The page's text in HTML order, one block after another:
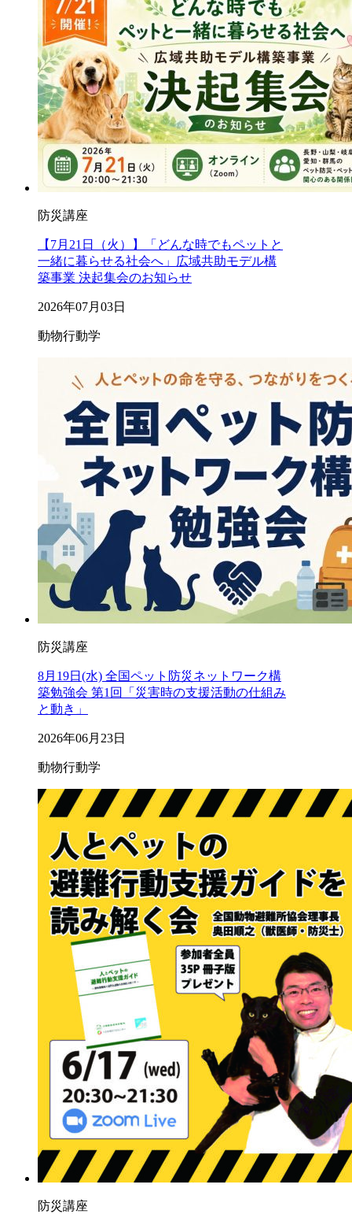
防災講座
【7月21日（火）】「どんな時でもペットと
一緒に暮らせる社会へ」広域共助モデル構
築事業 決起集会のお知らせ
2026年07月03日
動物行動学
防災講座
8月19日(水) 全国ペット防災ネットワーク構
築勉強会 第1回「災害時の支援活動の仕組み
と動き」
2026年06月23日
動物行動学
防災講座